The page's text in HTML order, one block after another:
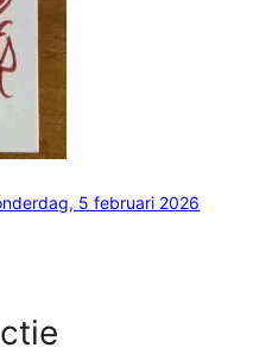
5 februari 2026